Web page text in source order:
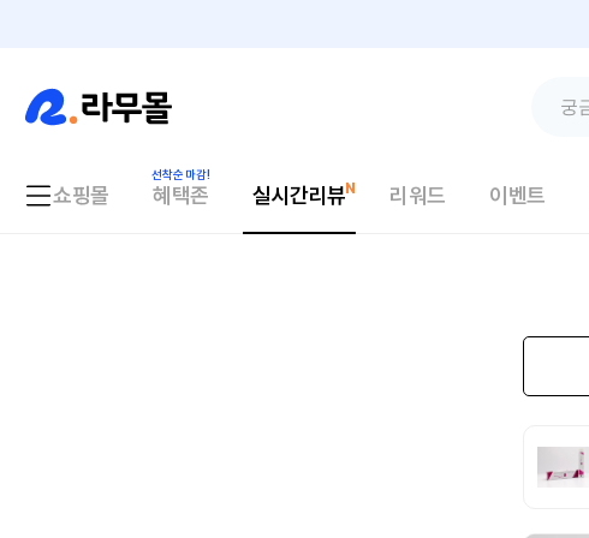
쇼핑몰 혜택존 실시간리뷰 리워드 이벤트